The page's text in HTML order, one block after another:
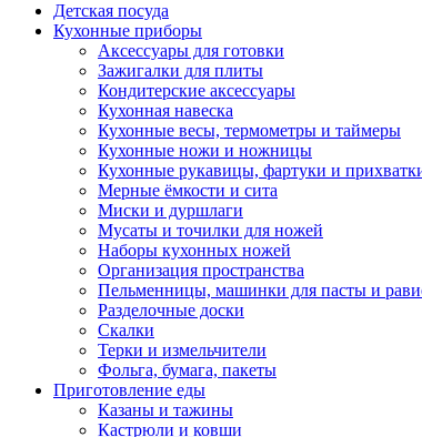
Детская посуда
Кухонные приборы
Аксессуары для готовки
Зажигалки для плиты
Кондитерские аксессуары
Кухонная навеска
Кухонные весы, термометры и таймеры
Кухонные ножи и ножницы
Кухонные рукавицы, фартуки и
Мерные ёмкости и сита
Миски и дуршлаги
Мусаты и точилки для ножей
Наборы кухонных ножей
Организация пространства
Пельменницы, машинки для пасты и
Разделочные доски
Скалки
Терки и измельчители
Фольга, бумага, пакеты
Приготовление еды
Казаны и тажины
Кастрюли и ковши